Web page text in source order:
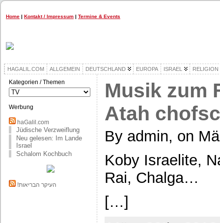
Home | Kontakt / Impressum | Termine & Events
HAGALIL.COM ALLGEMEIN DEUTSCHLAND EUROPA ISRAEL RELIGION
Kategorien / Themen
Kategorien
/
Themen
Werbung
haGalil.com
Jüdische Verzweiflung
Neu gelesen: Im Lande
Israel
Schalom Kochbuch
!העיקר הבריאות
Musik zum
Atah
By admin, on
Koby Israelite,
Rai, Chalga…
[…]